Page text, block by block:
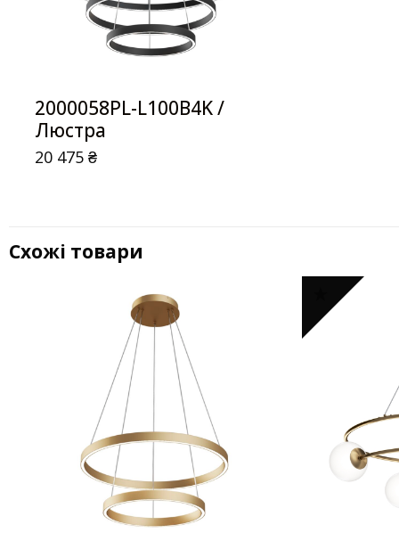
2000058PL-L100B4K /
Люстра
20 475₴
Схожі товари